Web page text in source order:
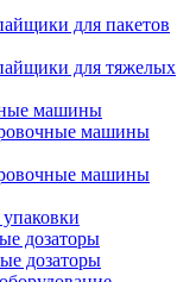
для пакетов
для тяжелых
машины
машины
машины
дозаторы
дозаторы